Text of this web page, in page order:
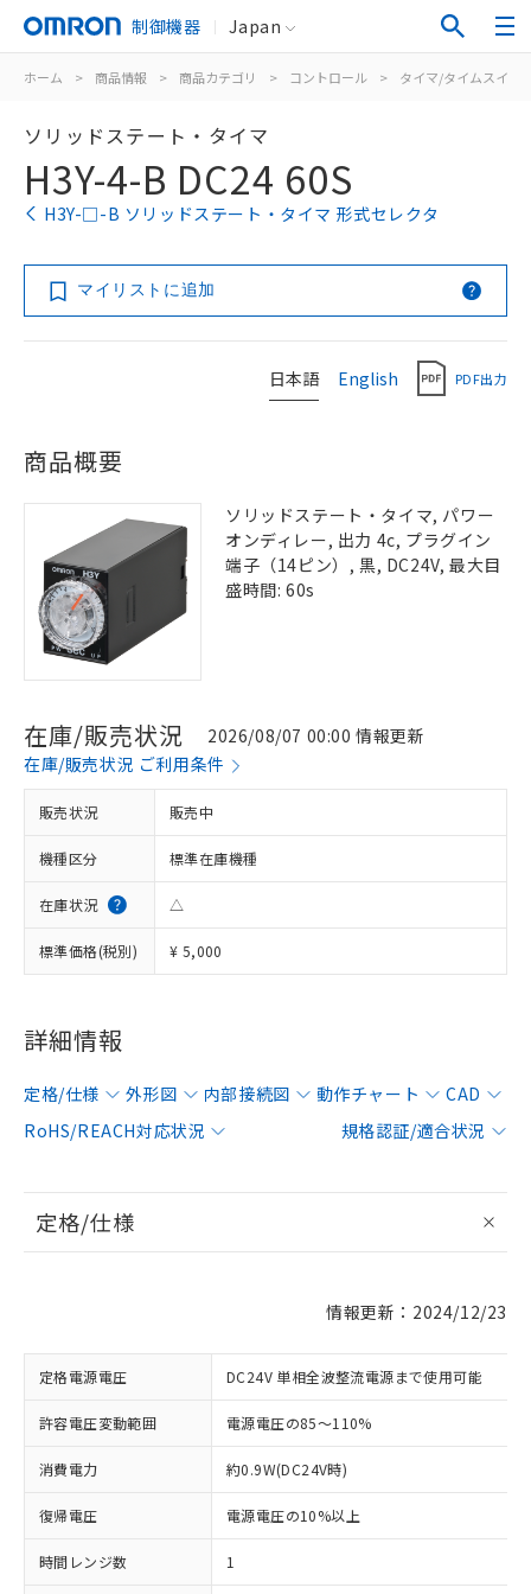
制御機器 Japan
ホーム > 商品情報 > 商品カテゴリ > コントロール > タイマ/タイムスイッ
ソリッドステート・タイマ
H3Y-4-B DC24 60S
H3Y-□-B ソリッドステート・タイマ 形式セレクタ
マイリストに追加
日本語 English PDF出力
商品概要
ソリッドステート・タイマ, パワー
オンディレー, 出力 4c, プラグイン
端子（14ピン）, 黒, DC24V, 最大目
盛時間: 60s
在庫/販売状況
2026/08/07 00:00 情報更新
在庫/販売状況 ご利用条件
販売状況 販売中
機種区分 標準在庫機種
在庫状況 △
標準価格(税別) ¥ 5,000
詳細情報
定格/仕様 外形図 内部接続図 動作チャート
CAD
RoHS/REACH対応状況
規格認証/適合状況
定格/仕様
情報更新：2024/12/23
定格電源電圧 DC24V 単相全波整流電源まで使用可能
許容電圧変動範囲 電源電圧の85～110%
消費電力 約0.9W(DC24V時)
復帰電圧 電源電圧の10%以上
時間レンジ数 1